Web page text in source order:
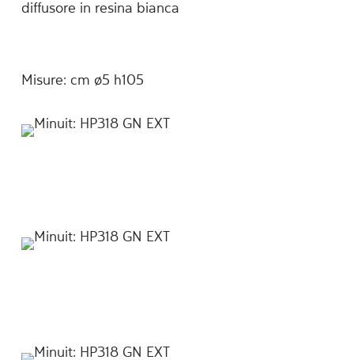
diffusore in resina bianca
Misure: cm ø5 h105